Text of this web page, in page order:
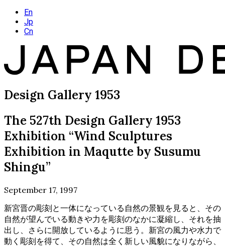
En
Jp
Cn
Design Gallery 1953
The 527th Design Gallery 1953
Exhibition “Wind Sculptures
Exhibition in Maqutte by Susumu
Shingu”
September 17, 1997
新宮晋の彫刻と一体になっている自然の景観を見ると、その
自然が望んでいる動きや力を彫刻のなかに凝縮し、それを抽
出し、さらに開放しているように思う。新宮の風力や水力で
動く彫刻を得て、その自然は全く新しい風貌になりながら、